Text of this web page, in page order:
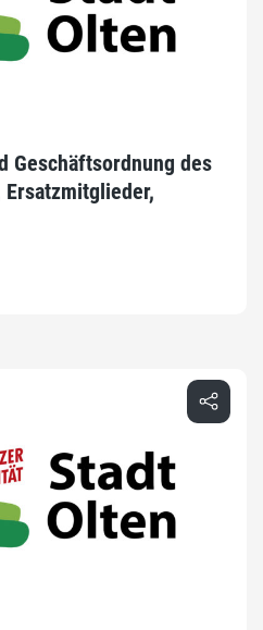
Geschäftsordnung des